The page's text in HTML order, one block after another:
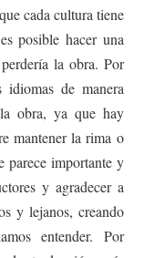
cada cultura tiene
posible hacer una
la obra. Por
de manera
obra, ya que hay
mantener la rima o
parece importante y
y agradecer a
y lejanos, creando
entender. Por